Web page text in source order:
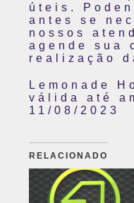
úteis.
antes se
nossos
agende sua
realização
Lemonade
válida até
11/08/2023
RELACIONADO